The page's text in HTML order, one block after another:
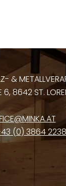
&
6, 8642 ST.
(0) 3864